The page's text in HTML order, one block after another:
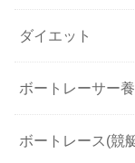
ダイエット
ボートレーサー
ボートレース(競